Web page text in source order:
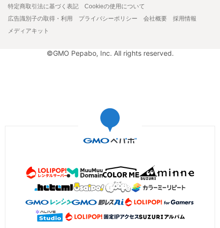
特定商取引法に基づく表記
Cookieの使用について
広告識別子の取得・利用
プライバシーポリシー 会社概要
採用情報
メディアキット
©GMO Pepabo, Inc. All rights reserved.